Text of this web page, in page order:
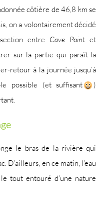
côtière de 46,8 km se
on a volontairement décidé
entre Cave Point et
sur la partie qui paraît la
retour à la journée jusqu’à
possible (et suffisant
)
le bras de la rivière qui
D’ailleurs, en ce matin, l’eau
tout entouré d’une nature